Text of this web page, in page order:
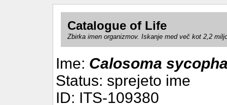
Catalogue of Life
Zbirka imen organizmov. Iskanje med več kot 2,2
Ime: Calosoma
Status: sprejeto ime
ID: ITS-109380